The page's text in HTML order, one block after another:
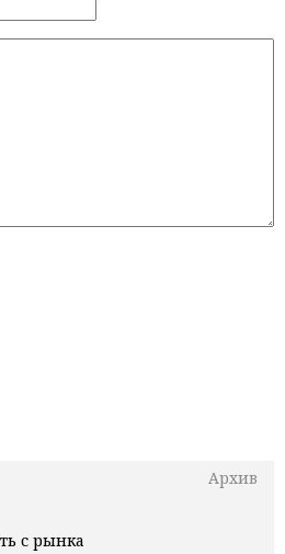
Архив
с рынка